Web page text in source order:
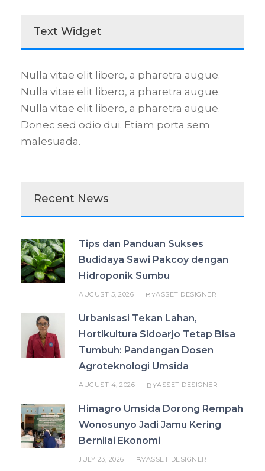
Text Widget
Nulla vitae elit libero, a pharetra augue.
Nulla vitae elit libero, a pharetra augue.
Nulla vitae elit libero, a pharetra augue.
Donec sed odio dui. Etiam porta sem
malesuada.
Recent News
Tips dan Panduan Sukses
Budidaya Sawi Pakcoy dengan
Hidroponik Sumbu
AUGUST 5, 2026 BYASSET DESIGNER
Urbanisasi Tekan Lahan,
Hortikultura Sidoarjo Tetap Bisa
Tumbuh: Pandangan Dosen
Agroteknologi Umsida
AUGUST 4, 2026 BYASSET DESIGNER
Himagro Umsida Dorong Rempah
Wonosunyo Jadi Jamu Kering
Bernilai Ekonomi
JULY 23, 2026 BYASSET DESIGNER